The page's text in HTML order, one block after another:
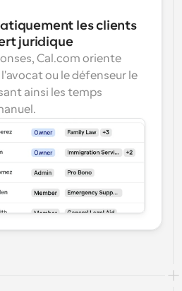
les clients
juridique
Cal.com oriente
ou le défenseur le
ainsi les temps